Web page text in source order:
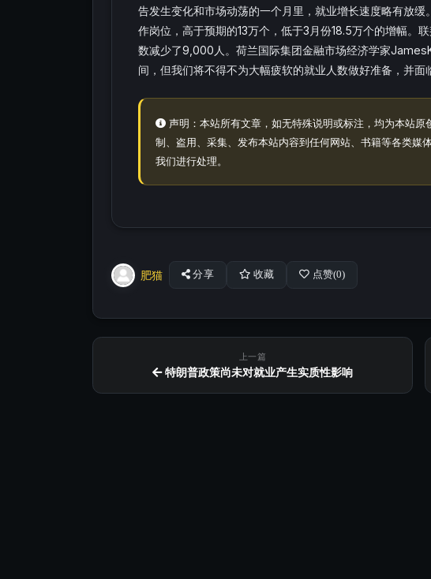
告发生变化和市场动荡的一个月里，就业增长速度略有放
作岗位，高于预期的13万个，低于3月份18.5万个的增幅。
数减少了9,000人。荷兰国际集团金融市场经济学家
间，但我们将不得不为大幅疲软的就业人数做好准备，并
声明：本站所有文章，如无特殊说明或标注，均为本站
制、盗用、采集、发布本站内容到任何网站、书籍等各类媒
我们进行处理。
肥猫 分享 收藏 点赞(0)
上一篇
特朗普政策尚未对就业产生实质性影响